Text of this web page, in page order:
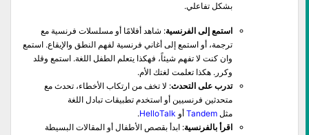
بشكل تفاعلي.
استمع إلى الفرنسية: شاهد أفلامًا أو مسلسلات فرنسية مع
ترجمة، أو استمع إلى أغاني فرنسية لفهم النطق والإيقاع. استمع
وان كنت لا تفهم شيئاً، فهكذا يتعلم الطفل اللغة. استمع وقلد
وكرر. هكذا تعلمت لغتك الأم.
تدرب على التحدث: لا تخف من ارتكاب الأخطاء، تحدث مع
متحدثين فرنسيين أو استخدم تطبيقات تبادل اللغة
مثل Tandem أو HelloTalk
.
اقرأ بالفرنسية: ابدأ بقصص الأطفال أو المقالات البسيطة